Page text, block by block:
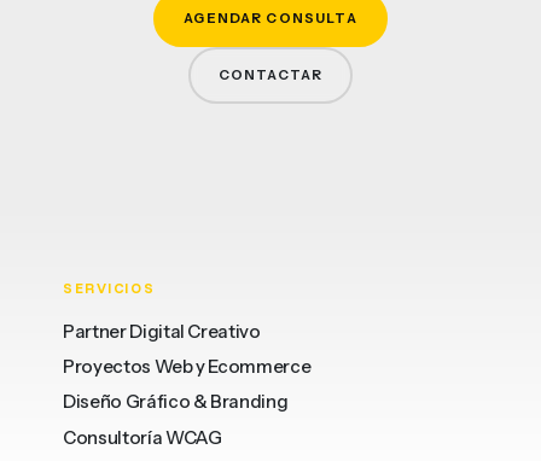
AGENDAR CONSULTA
CONTACTAR
SERVICIOS
Partner Digital Creativo
Proyectos Web y Ecommerce
Diseño Gráfico & Branding
Consultoría WCAG